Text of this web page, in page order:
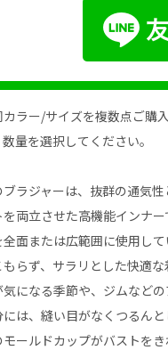
ラー/サイズを複数点ご購
量を選択してください。
ブラジャーは、抜群の通気
を両立させた高機能インナ
全面または広範囲に使用し
もらず、サラリとした快適
気になる季節や、ジムなど
には、縫い目がなくつるん
モールドカップがバストを